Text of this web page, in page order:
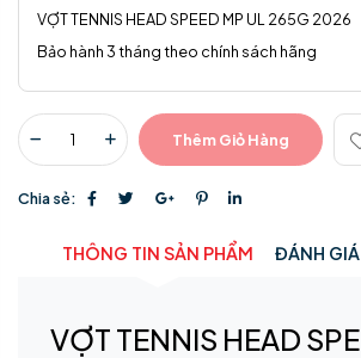
VỢT TENNIS HEAD SPEED MP UL 265G 2026
Bảo hành 3 tháng theo chính sách hãng
Thêm Giỏ Hàng
Chia sẻ:
THÔNG TIN SẢN PHẨM ĐÁNH GIÁ
VỢT TENNIS HEAD